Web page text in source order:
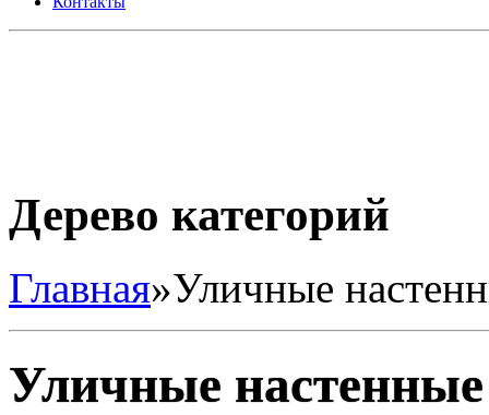
Дерево категорий
Главная»Уличные
Уличные